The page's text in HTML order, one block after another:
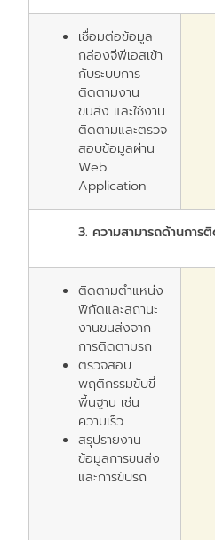
เชื่อมต่อข้อมูล
กล่องจีพีเอสเข้า
กับระบบการ
ติดตามงาน
ขนส่ง และใช้งาน
ติดตามและตรวจ
สอบข้อมูลผ่าน
Web
Application
3.ความสามารถด้านการ
ติดตามตำแหน่ง
พิกัดและสถานะ
งานขนส่งจาก
การติดตามรถ
ตรวจสอบ
พฤติกรรมขับขี่
พื้นฐาน เช่น
ความเร็ว
สรุปรายงาน
ข้อมูลการขนส่ง
และการขับรถ